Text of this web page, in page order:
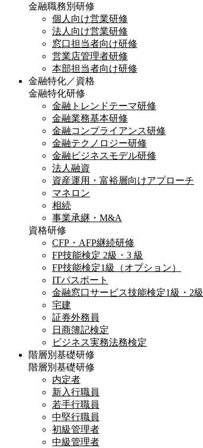
金融職務別研修
個人向け営業研修
法人向け営業研修
窓口担当者向け研修
営業店管理者研修
本部担当者向け研修
金融特化／資格
金融特化研修
金融トレンドテーマ研修
金融業務基本研修
金融コンプライアンス研修
金融テクノロジー研修
金融ビジネスモデル研修
法人融資
資産運用・富裕層向けアプローチ
マネロン
相続
事業承継・M&A
資格研修
CFP・AFP継続研修
FP技能検定 2級・3 級
FP技能検定1級（オプション）
ITパスポート
金融窓口サービス技能検定1級・2級
宅建
証券外務員
日商簿記検定
ビジネス実務法務検定
階層別基礎研修
階層別基礎研修
内定者
新入行職員
若手行職員
中堅行職員
初級管理者
中級管理者